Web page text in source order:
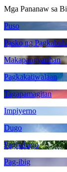
Mga Pananaw sa
Puso
Pasko ng
Makapangyarihan
Pagkakatiwalaan
Tagapamagitan
Impiyerno
Dugo
Pagbabago
Pag-ibig